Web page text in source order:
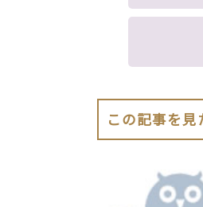
この記事を